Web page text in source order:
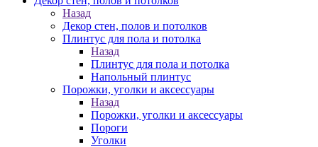
Назад
Декор стен, полов и потолков
Плинтус для пола и потолка
Назад
Плинтус для пола и потолка
Напольный плинтус
Порожки, уголки и аксессуары
Назад
Порожки, уголки и аксессуары
Пороги
Уголки